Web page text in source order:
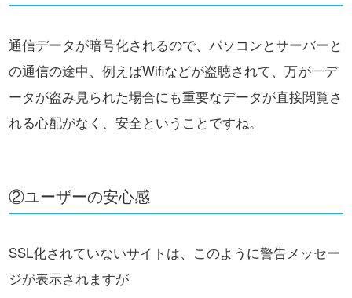
通信データが暗号化されるので、パソコンとサーバーと
の通信の途中、例えばWifiなどが盗聴されて、 万が一デ
ータが盗み見られた場合にも重要なデータが直接閲覧さ
れる心配がなく、安全ということですね。
②ユーザーの安心感
SSL化されていないサイトは、 このように警告メッセー
ジが表示されますが